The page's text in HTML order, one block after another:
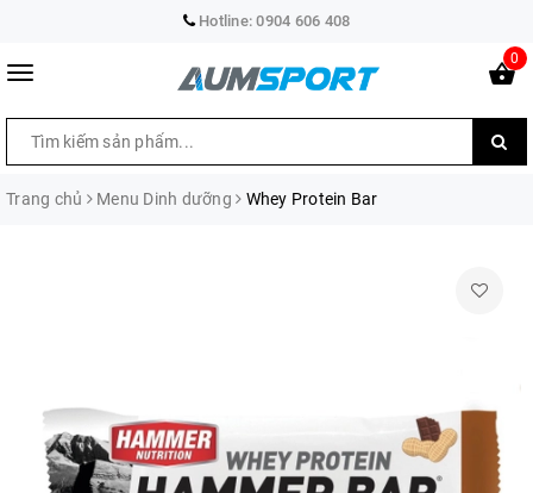
Hotline:0904 606 408
0
Trang chủ Menu Dinh dưỡng Whey Protein Bar